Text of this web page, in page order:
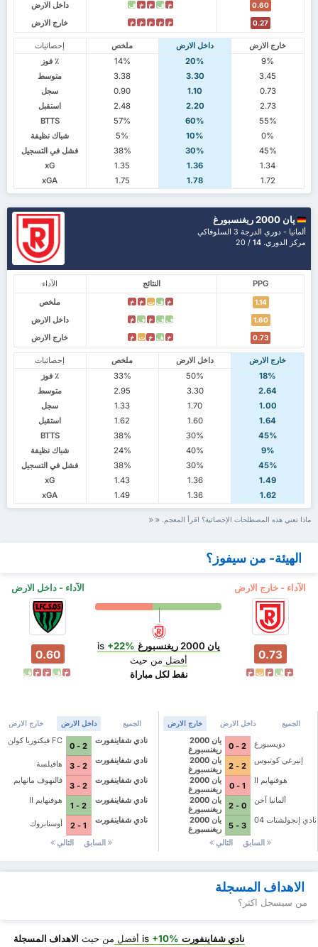
داخل الارض خ ف خ خ ف 0.60
خارج الارض خ خ خ خ خ 0.27
إحصائيات ملخص داخل الارض
خارج الارض
٪ فوز
14% 20%
9%
متوسط
3.38 3.30
3.45
سجل
0.90 1.10
0.73
استقبل
2.48 2.20
2.73
BTTS
57% 60%
55%
شباك نظيفة
5% 10%
0%
فشل في التسجيل
38% 30%
45%
xG
1.35 1.36
1.34
xGA
1.75 1.78 1.72
يان 2000 ريغنسبورغ
ألمانيا - دوري الدرجة 3 السلوفاكي
مركز الدوري. 14
/ 20
الآداء النتائج
PPG
ملخص
خ ف ت خ خ 1.14
داخل الارض ف ف خ ف خ 1.60
خارج الارض خ ف خ ت خ 0.73
إحصائيات ملخص داخل الارض
خارج الارض
٪ فوز
33% 50%
18%
متوسط
2.95 3.30
2.64
سجل
1.33 1.70
1.00
استقبل
1.62 1.60
1.64
BTTS
38% 30%
45%
شباك نظيفة
24% 40%
9%
فشل في التسجيل
38% 30%
45%
xG
1.43 1.36
1.49
xGA
1.49 1.36 1.62
ماذا تعني هذه المصطلحات الإحصائية؟ اقرأ المعجم.
الهيئة- من سيفوز؟
الآداء - داخل الارض الآداء - خارج الارض
0.60
خ ف خ خ ف
يان 2000 ريغنسبورغ
+22%
أفضل من حيث
نقط لكل مباراة
0.73
خ ف خ ت خ
الجميع داخل الارض خارج الارض
FC فيكتوريا كولن
2 - 0
نادي شفاينفورت
هافيلسة 2 - 3
نادي شفاينفورت
فالتهوف مانهايم
2 - 3
نادي شفاينفورت
هوفنهايم II
2 - 1
نادي شفاينفورت
أوسنابروك 1 - 2
نادي شفاينفورت
السابق التالي
الجميع داخل الارض خارج الارض
يان 2000
ريغنسبورغ
2 - 0
دويسبورغ
يان 2000
ريغنسبورغ
2 - 2
إنيرغي كوتبوس
يان 2000
ريغنسبورغ
1 - 0
هوفنهايم II
يان 2000
ريغنسبورغ
0 - 2
ألمانيا آخن
يان 2000
ريغنسبورغ
3 - 5
نادي إنجولشتات 04
السابق التالي
الاهداف المسجلة
من سيسجل اكثر؟
نادي شفاينفورت +10% أفضل من حيث الاهداف المسجلة